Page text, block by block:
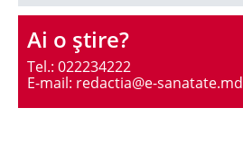
Ai o ştire?
Tel.: 022234222
E-mail: redactia@e-sanatate.md